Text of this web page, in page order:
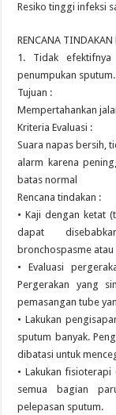
Resiko tinggi infeksi
RENCANA TINDAKAN
1. Tidak
penumpukan sputum.
Tujuan :
Mempertahankan
Kriteria Evaluasi :
Suara napas bersih,
alarm karena
batas normal
Rencana tindakan :
• Kaji dengan ketat
dapat
bronchospasme
• Evaluasi
Pergerakan yang
pemasangan tube
• Lakukan
sputum banyak.
dibatasi untuk
• Lakukan
semua bagian
pelepasan sputum.